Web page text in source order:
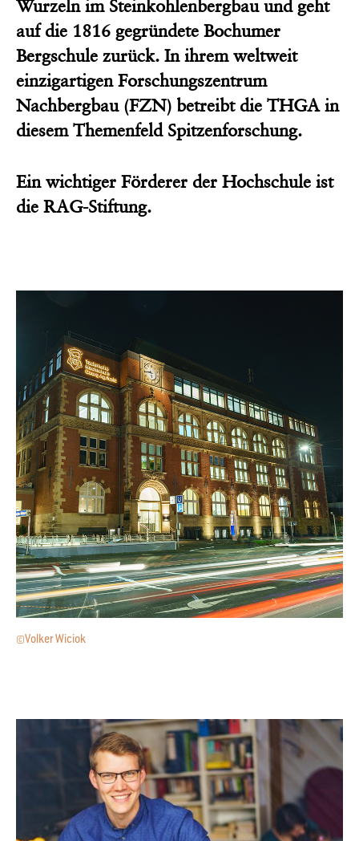
Wurzeln im Steinkohlenbergbau und geht
auf die 1816 gegründete Bochumer
Bergschule zurück. In ihrem weltweit
einzigartigen Forschungszentrum
Nachbergbau (FZN) betreibt die THGA in
diesem Themenfeld Spitzenforschung.
Ein wichtiger Förderer der Hochschule ist
die RAG-Stiftung.
©Volker Wiciok